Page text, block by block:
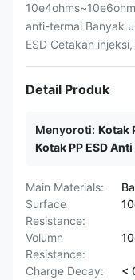
anti-termal Banyak
ESD Cetakan
Detail Produk
Menyoroti: Kotak
Kotak PP ESD
Main Materials:
Surface
Resistance:
Volumn
Resistance:
Charge Decay:
<